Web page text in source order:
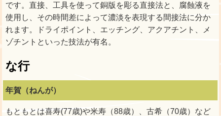
です。直接、工具を使って銅版を彫る直接法と、腐蝕液を
使用し、その時間差によって濃淡を表現する間接法に分か
れます。ドライポイント、エッチング、アクアチント、メ
ゾチントといった技法が有名。
な行
年賀（ねんが）
もともとは喜寿(77歳)や米寿（88歳）、古希（70歳）など